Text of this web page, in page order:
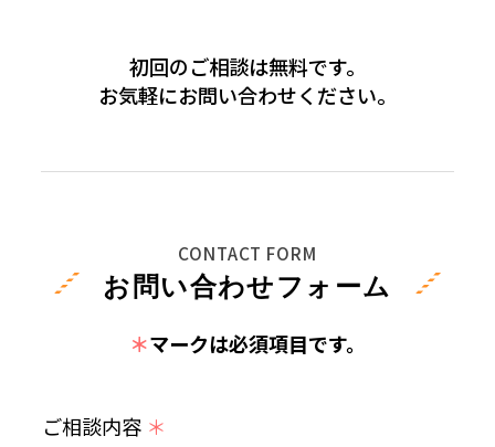
初回のご相談は無料です。
お気軽にお問い合わせください。
CONTACT FORM
お問い合わせフォーム
＊マークは必須項目です。
ご相談内容 ＊